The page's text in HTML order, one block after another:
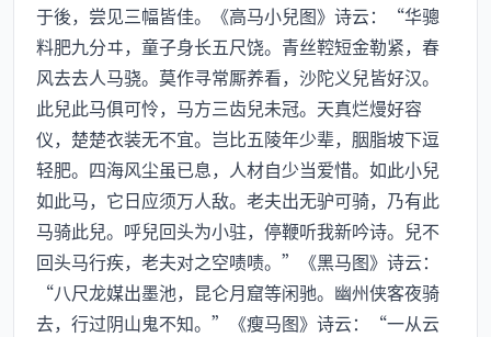
于後，尝见三幅皆佳。《高马小兒图》诗云：“华骢
料肥九分ヰ，童子身长五尺饶。青丝鞚短金勒紧，春
风去去人马骁。莫作寻常厮养看，沙陀义兒皆好汉。
此兒此马俱可怜，马方三齿兒未冠。天真烂熳好容
仪，楚楚衣装无不宜。岂比五陵年少辈，胭脂坡下逗
轻肥。四海风尘虽已息，人材自少当爱惜。如此小兒
如此马，它日应须万人敌。老夫出无驴可骑，乃有此
马骑此兒。呼兒回头为小驻，停鞭听我新吟诗。兒不
回头马行疾，老夫对之空啧啧。”《黑马图》诗云：
“八尺龙媒出墨池，昆仑月窟等闲驰。幽州侠客夜骑
去，行过阴山鬼不知。”《瘦马图》诗云：“一从云